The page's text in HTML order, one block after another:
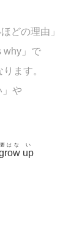
どの理由」
why」で
ます。
」や
要はな
up
い